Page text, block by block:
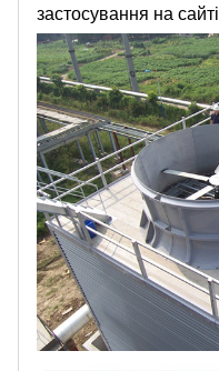
застосування на сайті